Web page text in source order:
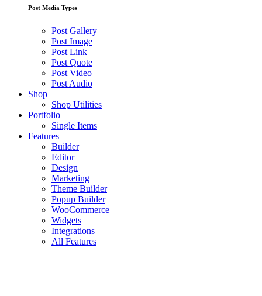
Post Media Types
Post Gallery
Post Image
Post Link
Post Quote
Post Video
Post Audio
Shop
Shop Utilities
Portfolio
Single Items
Features
Builder
Editor
Design
Marketing
Theme Builder
Popup Builder
WooCommerce
Widgets
Integrations
All Features